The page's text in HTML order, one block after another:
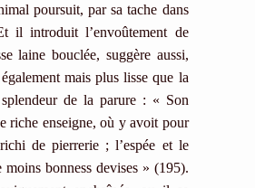
poursuit, par sa tache dans
il introduit l’envoûtement de
laine bouclée, suggère aussi,
mais plus lisse que la
de la parure : « Son
riche enseigne, où y avoit pour
de pierrerie ; l’espée et le
bonness devises » (195).